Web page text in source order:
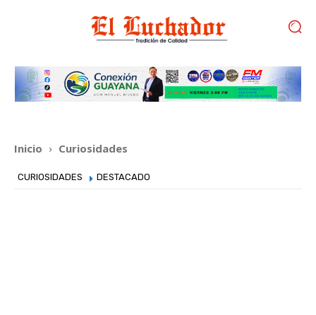
Inicio Curiosidades
CURIOSIDADES DESTACADO